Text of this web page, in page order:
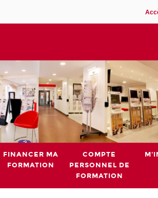
FINANCER MA
FORMATION
COMPTE
PERSONNEL DE
FORMATION